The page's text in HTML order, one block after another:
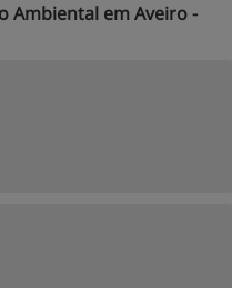
Ambiental em Aveiro -